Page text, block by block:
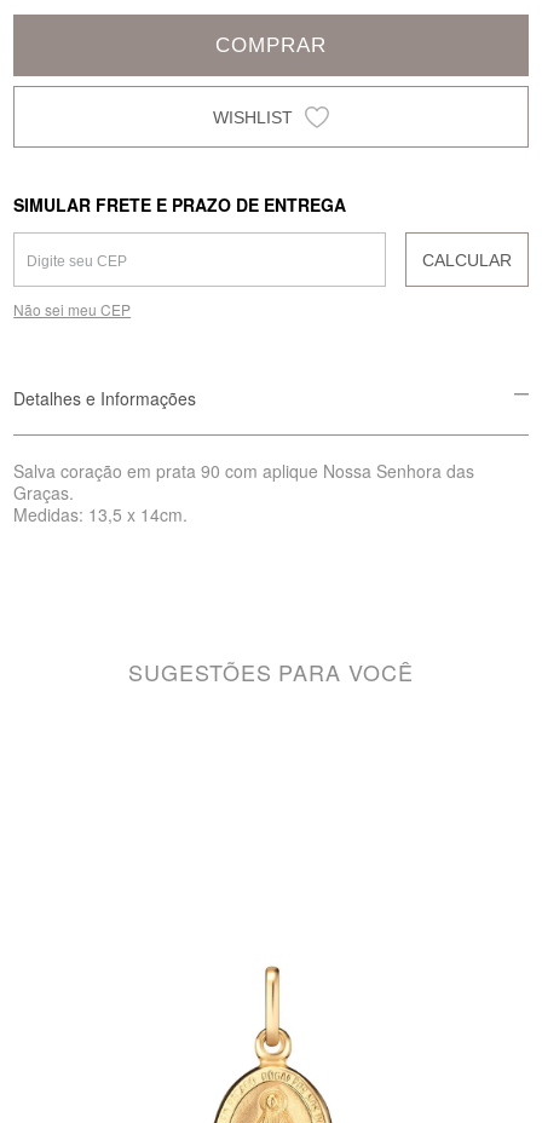
COMPRAR
SIMULAR FRETE E PRAZO DE ENTREGA
CALCULAR
Não sei meu CEP
Detalhes e Informações
Salva coração em prata 90 com aplique Nossa Senhora das
Graças.
Medidas: 13,5 x 14cm.
SUGESTÕES PARA VOCÊ